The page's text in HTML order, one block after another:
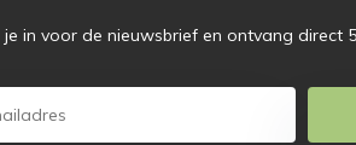
je in voor de nieuwsbrief en ontvang direct